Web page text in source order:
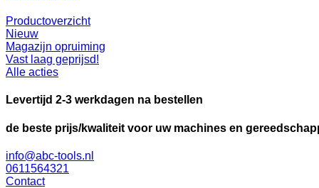
Productoverzicht
Nieuw
Magazijn opruiming
Vast laag geprijsd!
Alle acties
Levertijd 2-3 werkdagen na bestellen
de beste prijs/kwaliteit voor uw machines en
info@abc-tools.nl
0611564321
Contact